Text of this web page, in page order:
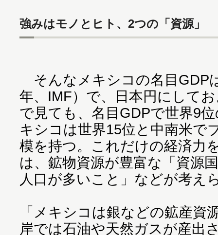
強みはモノとヒト、2つの「資源」
そんなメキシコの名目GDP
年、IMF）で、日本円にして
で見ても、名目GDPで世界9
キシコは世界15位と中南米で
模を持つ。これだけの経済力
は、鉱物資源が豊富な「資源
人口が多いこと」などが考え
「メキシコは銀などの鉱産資
岸では石油や天然ガスが産出